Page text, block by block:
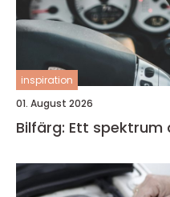
inspiration
01. August 2026
Bilfärg: Ett spektrum